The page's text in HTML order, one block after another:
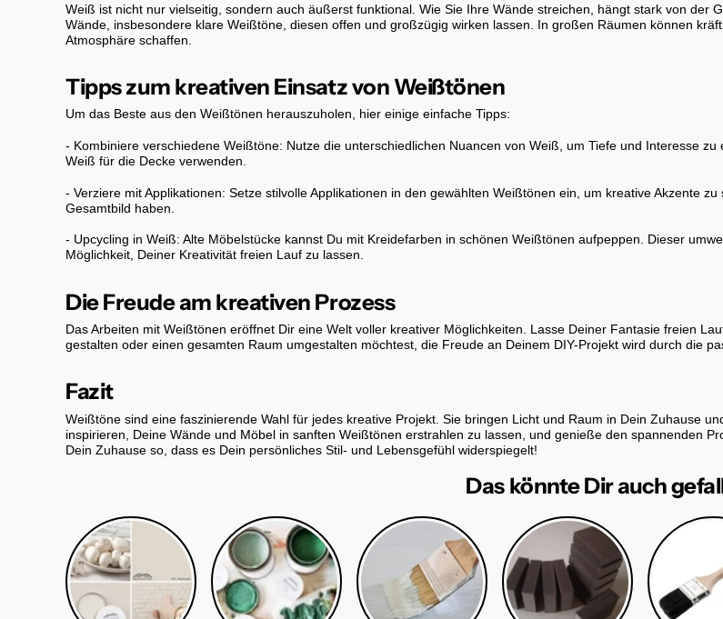
Weiß ist nicht nur vielseitig, sondern auch äußerst funktional. Wie Sie Ihre Wände streichen, hängt stark von der
Wände, insbesondere klare Weißtöne, diesen offen und großzügig wirken lassen. In großen Räumen können
Atmosphäre schaffen.
Tipps zum kreativen Einsatz von Weißtönen
Um das Beste aus den Weißtönen herauszuholen, hier einige einfache Tipps:
- Kombiniere verschiedene Weißtöne: Nutze die unterschiedlichen Nuancen von Weiß, um Tiefe und Interesse
Weiß für die Decke verwenden.
- Verziere mit Applikationen: Setze stilvolle Applikationen in den gewählten Weißtönen ein, um kreative Akzente
Gesamtbild haben.
- Upcycling in Weiß: Alte Möbelstücke kannst Du mit Kreidefarben in schönen Weißtönen aufpeppen. Dieser
Möglichkeit, Deiner Kreativität freien Lauf zu lassen.
Die Freude am kreativen Prozess
Das Arbeiten mit Weißtönen eröffnet Dir eine Welt voller kreativer Möglichkeiten. Lasse Deiner Fantasie freien
gestalten oder einen gesamten Raum umgestalten möchtest, die Freude an Deinem DIY-Projekt wird durch die
Fazit
Weißtöne sind eine faszinierende Wahl für jedes kreative Projekt. Sie bringen Licht und Raum in Dein Zuhause
inspirieren, Deine Wände und Möbel in sanften Weißtönen erstrahlen zu lassen, und genieße den spannenden
Dein Zuhause so, dass es Dein persönliches Stil- und Lebensgefühl widerspiegelt!
Das könnte Dir auch